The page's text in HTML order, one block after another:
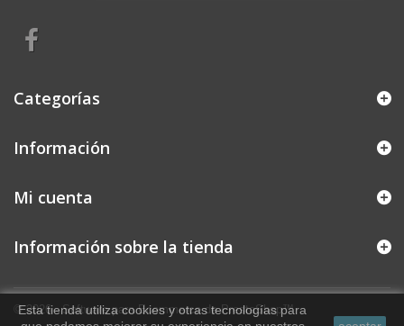
Categorías
Información
© 2026 - Software para Ecommerce de PrestaShop™
Mi cuenta
Información sobre la tienda
Esta tienda utiliza cookies y otras tecnologías para